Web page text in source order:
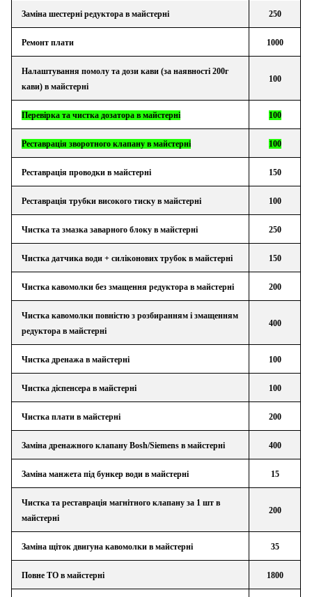
Заміна шестерні редуктора в майстерні 250
Ремонт плати 1000
Налаштування помолу та дози кави (за наявності 200г
кави) в майстерні
100
Перевірка та чистка дозатора в майстерні 100
Реставрація зворотного клапану в майстерні 100
Реставрація проводки в майстерні 150
Реставрація трубки високого тиску в майстерні 100
Чистка та змазка заварного блоку в майстерні 250
Чистка датчика води + силіконових трубок в майстерні 150
Чистка кавомолки без змащення редуктора в майстерні 200
Чистка кавомолки повністю з розбиранням і змащенням
редуктора в майстерні
400
Чистка дренажа в майстерні 100
Чистка діспенсера в майстерні 100
Чистка плати в майстерні 200
Заміна дренажного клапану Bosh/Siemens в майстерні 400
Заміна манжета під бункер води в майстерні 15
Чистка та реставрація магнітного клапану за 1 шт в
майстерні
200
Заміна щіток двигуна кавомолки в майстерні 35
Повне ТО в майстерні 1800